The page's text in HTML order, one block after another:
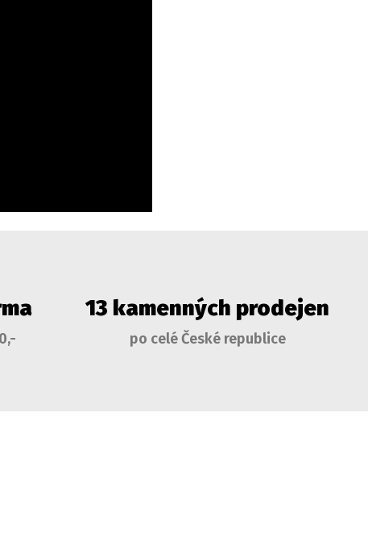
13 kamenných prodejen
po celé České republice